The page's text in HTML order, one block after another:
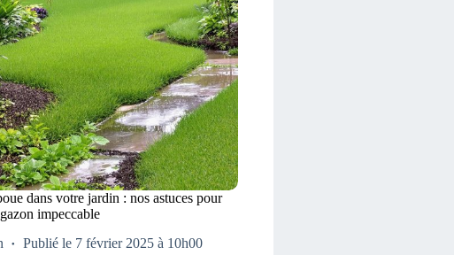
dans votre jardin : nos astuces pour
impeccable
Publié le 7 février 2025 à 10h00